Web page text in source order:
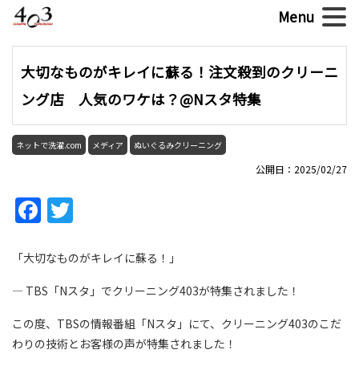
大切なものがキレイに蘇る！注文殺到のクリーニ
ング店 人気のワケは？@Nスタ特集
ネットで洗濯.com メディア ぬいぐるみクリーニング
公開日：2025/02/27
Facebook
「大切なものがキレイに蘇る！」
— TBS「Nスタ」でクリーニング403が特集されました！
この度、TBSの情報番組「Nスタ」にて、クリーニング403のこだ
わりの技術とお客様の声が特集されました！